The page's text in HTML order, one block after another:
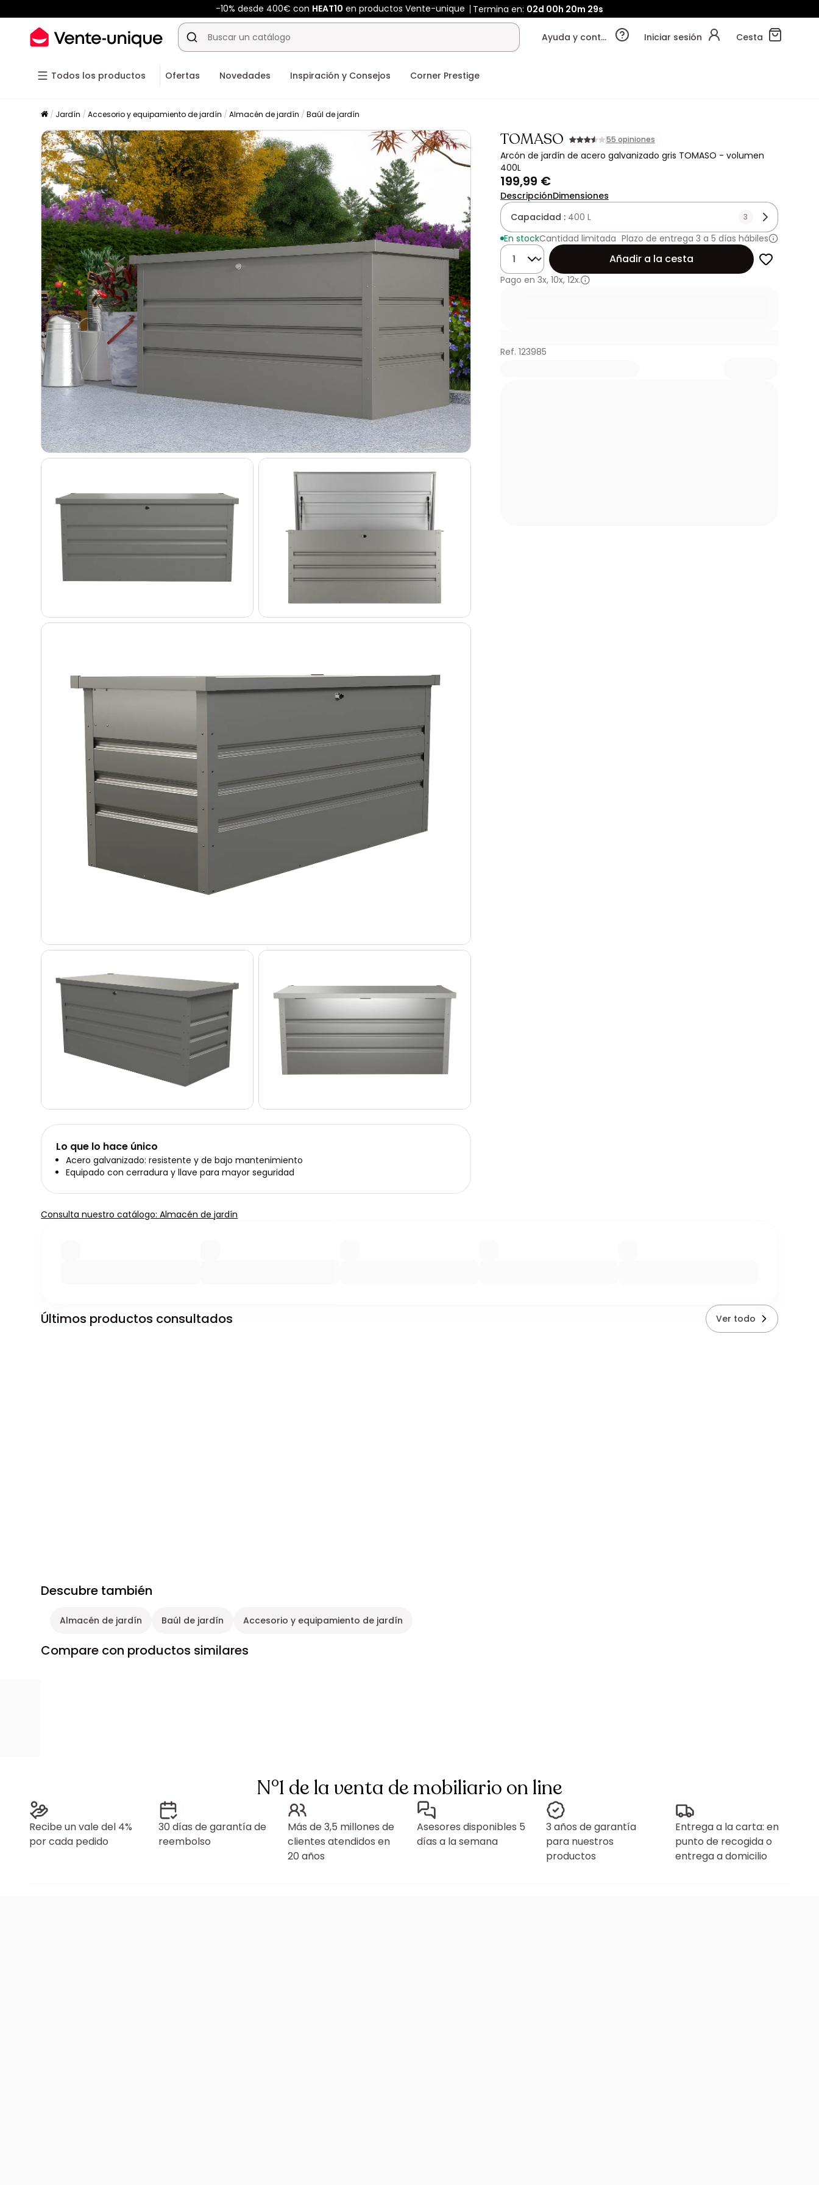
-10% desde 400€ con HEAT10 en productos Vente-unique Termina en: 02d 00h 20m 27s
Ayuda y contacto Iniciar sesión Cesta
Todos los productos Ofertas Novedades Inspiración y Consejos Corner Prestige
Jardín Accesorio y equipamiento de jardín Almacén de jardín Baúl de jardín
TOMASO 55 opiniones
Arcón de jardín de acero galvanizado gris TOMASO - volumen
400L
199,99 €
DescripciónDimensiones
Capacidad : 400 L 3
En stockCantidad limitada Plazo de entrega 3 a 5 días hábiles
Cantidad
Añadir a la cesta
Pago en 3x, 10x, 12x.
Ref. 123985
Lo que lo hace único
Acero galvanizado: resistente y de bajo mantenimiento
Equipado con cerradura y llave para mayor seguridad
Consulta nuestro catálogo: Almacén de jardín
Últimos productos consultados Ver todo
Descubre también
Almacén de jardín Baúl de jardín Accesorio y equipamiento de jardín
Compare con productos similares
N°1 de la venta de mobiliario on line
Recibe un vale del 4%
por cada pedido
30 días de garantía de
reembolso
Más de 3,5 millones de
clientes atendidos en
20 años
Asesores disponibles 5
días a la semana
3 años de garantía
para nuestros
productos
Entrega a la carta: en
punto de recogida o
entrega a domicilio